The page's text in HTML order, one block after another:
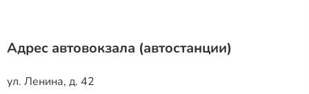
Адрес автовокзала (автостанции)
ул. Ленина, д. 42